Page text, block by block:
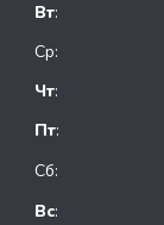
Вт:
Ср:
Чт:
Пт:
Сб:
Вс: